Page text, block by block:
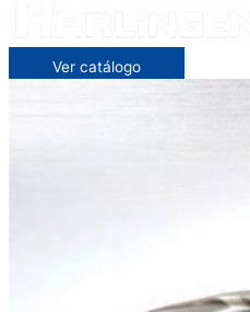
Ver catálogo